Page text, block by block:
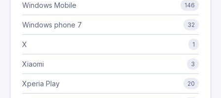
Windows Mobile 146
Windows phone 7 32
X 1
Xiaomi 3
Xperia Play 20